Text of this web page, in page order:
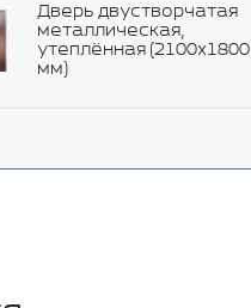
Дверь двустворчатая
металлическая,
утеплённая (2100х1800
мм)